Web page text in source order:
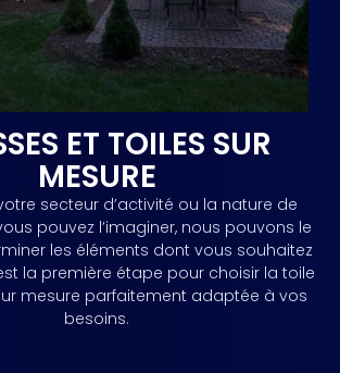
commerciale que résidentielle.
Obtenir un Devis Gratuit
ET TOILES SUR
MESURE
secteur d’activité ou la nature de
pouvez l’imaginer, nous pouvons le
les éléments dont vous souhaitez
la première étape pour choisir la toile
mesure parfaitement adaptée à vos
besoins.